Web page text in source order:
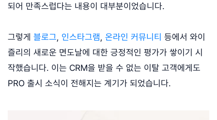
되어 만족스럽다는 내용이 대부분이었습니다.
그렇게 블로그, 인스타그램, 온라인 커뮤니티 등에서 와이
즐리의 새로운 면도날에 대한 긍정적인 평가가 쌓이기 시
작했습니다. 이는 CRM을 받을 수 없는 이탈 고객에게도
PRO 출시 소식이 전해지는 계기가 되었습니다.